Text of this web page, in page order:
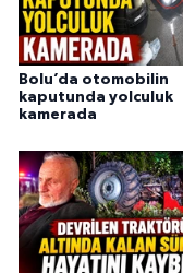
Bolu’da otomobilin
kaputunda yolculuk
kamerada